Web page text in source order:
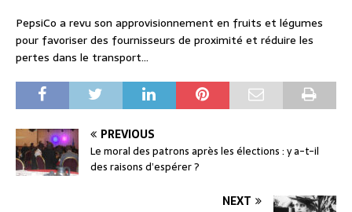
PepsiCo a revu son approvisionnement en fruits et légumes
pour favoriser des fournisseurs de proximité et réduire les
pertes dans le transport…
PREVIOUS
Le moral des patrons après les élections : y a-t-il
des raisons d’espérer ?
NEXT